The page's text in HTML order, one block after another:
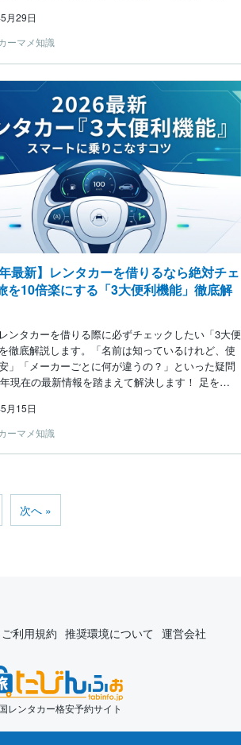
月29日
ーマメ知識
年最新】レンタカーを借りるなら絶対チェ
を10倍楽にする「3大便利機能」徹底解
ンタカーを借りる際に必ずチェックしたい「3大便
徹底解説します。「名前は知っているけれど、使
」「メーカーごとに何が違うの？」といった疑問
現在の最新情報を踏まえて解決します！ 足を…
月15日
ーマメ知識
次へ »
ご利用規約 推奨環境について 運営会社
レンタカー格安予約サイト